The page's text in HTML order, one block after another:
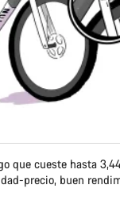
que cueste hasta
precio, buen